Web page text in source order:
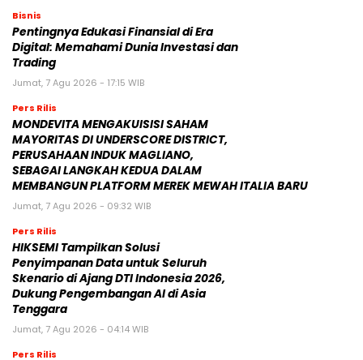
Bisnis
Pentingnya Edukasi Finansial di Era
Digital: Memahami Dunia Investasi dan
Trading
Jumat, 7 Agu 2026 - 17:15 WIB
Pers Rilis
MONDEVITA MENGAKUISISI SAHAM
MAYORITAS DI UNDERSCORE DISTRICT,
PERUSAHAAN INDUK MAGLIANO,
SEBAGAI LANGKAH KEDUA DALAM
MEMBANGUN PLATFORM MEREK MEWAH ITALIA BARU
Jumat, 7 Agu 2026 - 09:32 WIB
Pers Rilis
HIKSEMI Tampilkan Solusi
Penyimpanan Data untuk Seluruh
Skenario di Ajang DTI Indonesia 2026,
Dukung Pengembangan AI di Asia
Tenggara
Jumat, 7 Agu 2026 - 04:14 WIB
Pers Rilis